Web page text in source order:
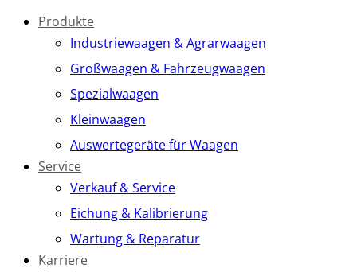
Produkte
Industriewaagen & Agrarwaagen
Großwaagen & Fahrzeugwaagen
Spezialwaagen
Kleinwaagen
Auswertegeräte für Waagen
Service
Verkauf & Service
Eichung & Kalibrierung
Wartung & Reparatur
Karriere